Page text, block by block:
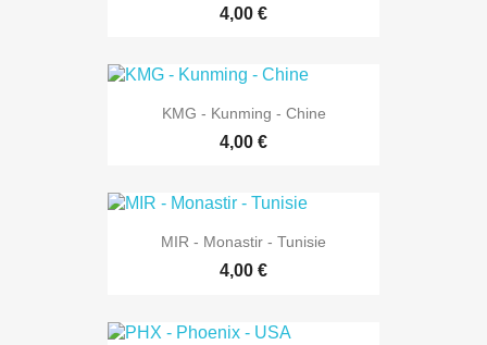
4,00 €
KMG - Kunming - Chine
4,00 €
MIR - Monastir - Tunisie
4,00 €